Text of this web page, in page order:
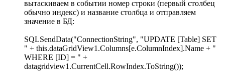
вытаскиваем в событии номер строки (первый столбец
обычно индекс) и название столбца и отправляем
значение в БД:
SQLSendData("ConnectionString", "UPDATE [Table] SET
" + this.dataGridView1.Columns[e.ColumnIndex].Name + "
WHERE [ID] = " +
datagridview1.CurrentCell.RowIndex.ToString());